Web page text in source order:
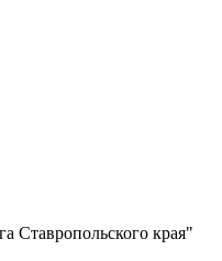
Ставропольского края"